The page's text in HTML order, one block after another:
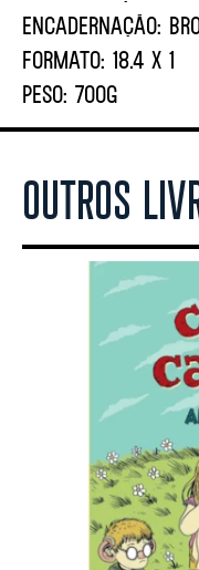
ENCADERNAÇÃO:
FORMATO: 18.4 X 1
PESO: 700G
OUTROS